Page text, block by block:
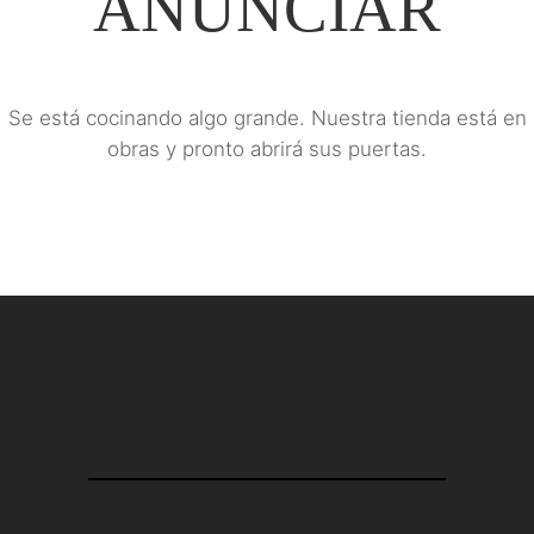
Se está cocinando algo grande. Nuestra tienda está en
obras y pronto abrirá sus puertas.